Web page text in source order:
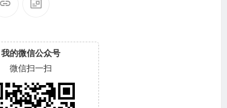
我的微信公众号
微信扫一扫